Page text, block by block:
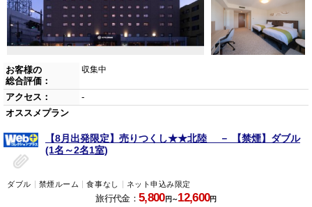
お客様の
総合評価：
収集中
アクセス：
-
オススメプラン
【8月出発限定】売りつくし★★北陸 － 【禁煙】ダブル
(1名～2名1室)
ダブル 禁煙ルーム 食事なし ネット申込み限定
旅行代金： 5,800円～12,600円